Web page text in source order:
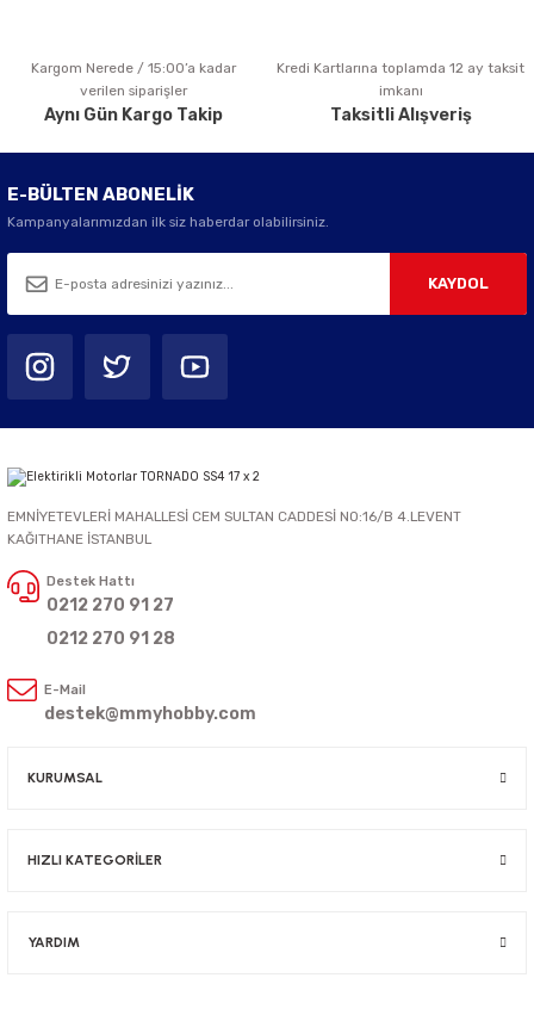
Gönder
Kargom Nerede / 15:00’a kadar
verilen siparişler
Aynı Gün Kargo Takip
Kredi Kartlarına toplamda 12 ay taksit
imkanı
Taksitli Alışveriş
E-BÜLTEN ABONELİK
Kampanyalarımızdan ilk siz haberdar olabilirsiniz.
KAYDOL
EMNİYETEVLERİ MAHALLESİ CEM SULTAN CADDESİ NO:16/B 4.LEVENT
KAĞITHANE İSTANBUL
Destek Hattı
0212 270 91 27
0212 270 91 28
E-Mail
destek@mmyhobby.com
KURUMSAL
HIZLI KATEGORİLER
YARDIM